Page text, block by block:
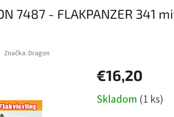
7487 - FLAKPANZER 341
Značka: Dragon
€16,20
cena:
Skladom (1 ks)